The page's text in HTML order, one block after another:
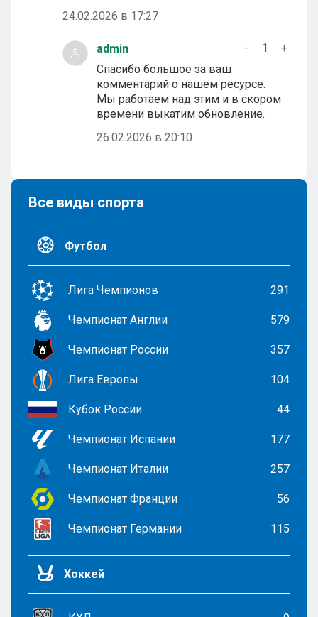
24.02.2026 в 17:27
admin - 1
+
Спасибо большое за ваш
комментарий о нашем ресурсе.
Мы работаем над этим и в скором
времени выкатим обновление.
26.02.2026 в 20:10
Все виды спорта
Футбол
Лига Чемпионов 291
Чемпионат Англии 579
Чемпионат России 357
Лига Европы 104
Кубок России 44
Чемпионат Испании 177
Чемпионат Италии 257
Чемпионат Франции 56
Чемпионат Германии 115
Хоккей